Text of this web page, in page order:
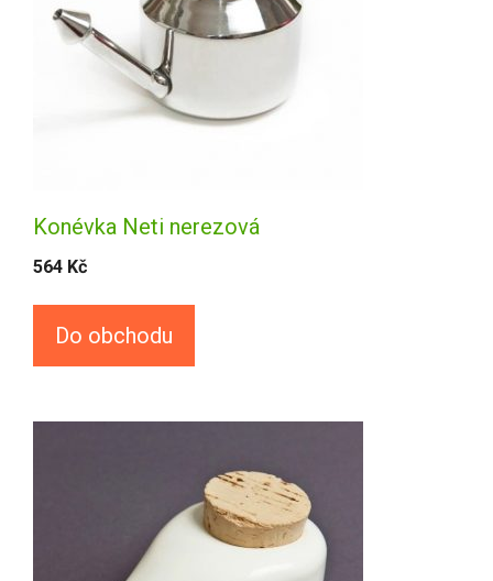
Konévka Neti nerezová
564 Kč
Do obchodu